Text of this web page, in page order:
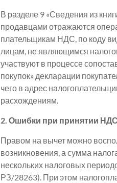
В разделе 9 «Сведения из
продавцами отражаются
плательщикам НДС, по коду
лицам, не являющимся
участвуют в процессе
покупок» декларации
чего в адрес
расхождениям.
2. Ошибки при принятии
Правом на вычет можно
возникновения, а сумма
нескольких налоговых
РЗ/28263). При этом